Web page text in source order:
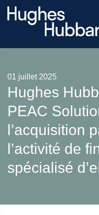
01 juillet 2025
Hughes
PEAC
l’acquisition
l’activité de
spécialisé